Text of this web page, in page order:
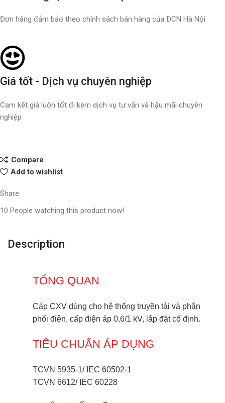
Đơn hàng đảm bảo theo chính sách bán hàng của ĐCN Hà Nội
Giá tốt - Dịch vụ chuyên nghiệp
Cam kết giá luôn tốt đi kèm dịch vụ tư vấn và hậu mãi chuyên
nghiệp
Compare
Add to wishlist
Share:
10 People watching this product now!
Description
TỔNG QUAN
Cáp CXV dùng cho hệ thống truyền tải và phân
phối điện, cấp điện áp 0,6/1 kV, lắp đặt cố định.
TIÊU CHUẨN ÁP DỤNG
TCVN 5935-1/ IEC 60502-1
TCVN 6612/ IEC 60228